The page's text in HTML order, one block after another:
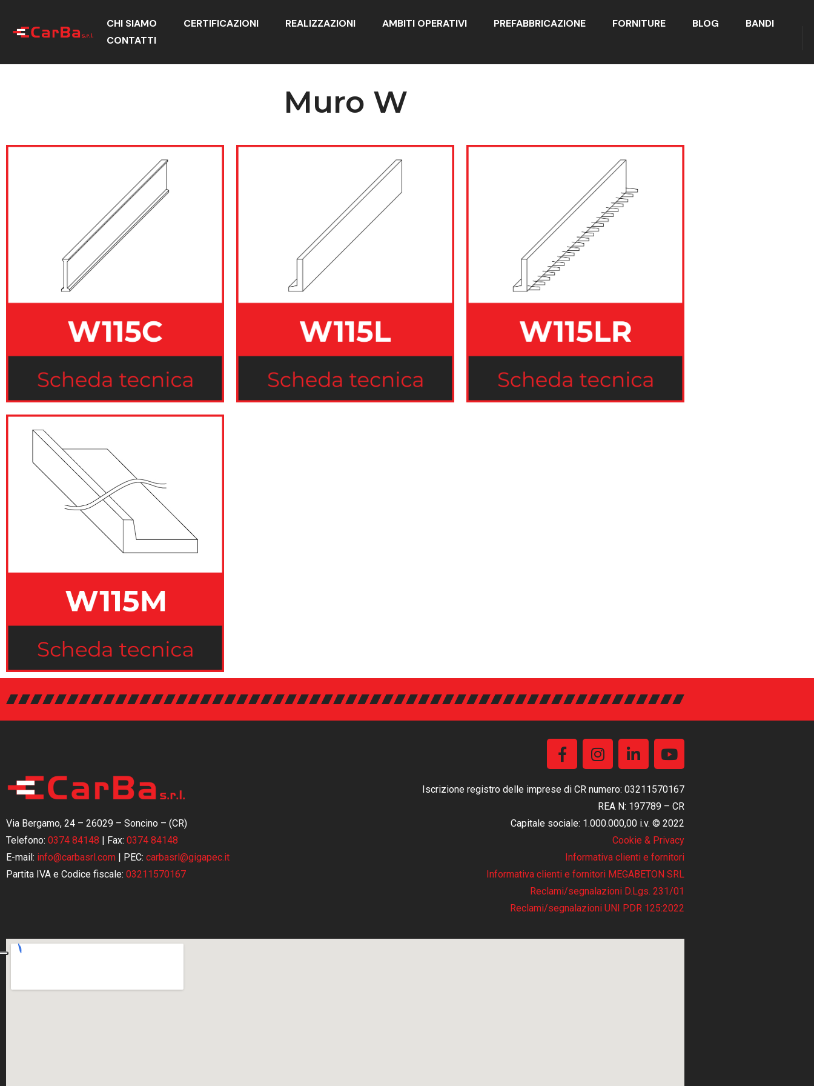
CHI SIAMO CERTIFICAZIONI REALIZZAZIONI AMBITI OPERATIVI PREFABBRICAZIONE FORNITURE BLOG
BANDI
CONTATTI
Muro W
Via Bergamo, 24 – 26029 – Soncino – (CR)
Telefono: 0374 84148 Fax: 0374 84148
E-mail: info@carbasrl.com | PEC: carbasrl@gigapec.it
Partita IVA e Codice fiscale: 03211570167
Iscrizione registro delle imprese di CR numero: 03211570167
REA N: 197789 – CR
Capitale sociale: 1.000.000,00 i.v. © 2022
Cookie & Privacy
Informativa clienti e fornitori
Informativa clienti e fornitori MEGABETON SRL
Reclami/segnalazioni D.Lgs. 231/01
Reclami/segnalazioni UNI PDR 125:2022